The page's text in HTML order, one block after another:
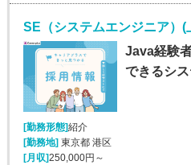
Java経験
できるシ
[勤務形態]紹介
[勤務地] 東京都 港区
[月収]250,000円～